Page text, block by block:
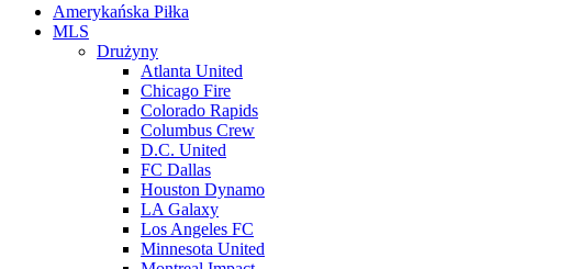
Menu
główne
Amerykańska Piłka
MLS
Drużyny
Atlanta United
Chicago Fire
Colorado Rapids
Columbus Crew
D.C. United
FC Dallas
Houston Dynamo
LA Galaxy
Los Angeles FC
Minnesota United